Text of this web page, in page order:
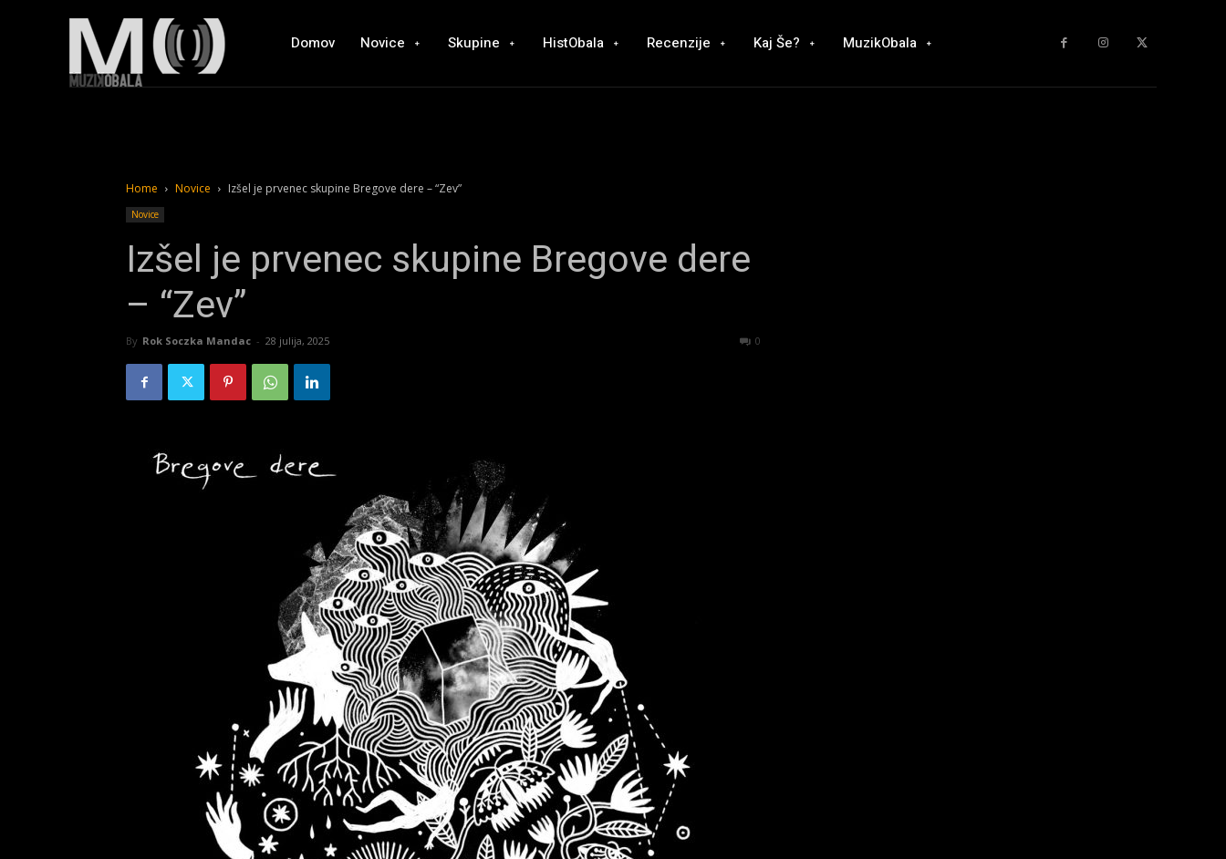
Domov Novice Skupine HistObala Recenzije Kaj Še? MuzikObala
Home Novice Izšel je prvenec skupine Bregove dere – “Zev”
Novice
Izšel je prvenec skupine Bregove dere
– “Zev”
By Rok Soczka Mandac - 28 julija, 2025 0